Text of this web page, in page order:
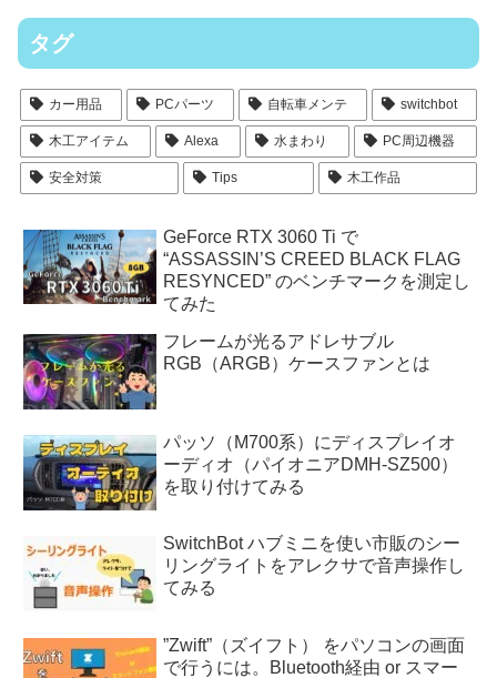
タグ
カー用品 PCパーツ 自転車メンテ switchbot
木工アイテム Alexa 水まわり PC周辺機器
安全対策 Tips 木工作品
GeForce RTX 3060 Ti で
“ASSASSIN’S CREED BLACK FLAG
RESYNCED” のベンチマークを測定し
てみた
フレームが光るアドレサブル
RGB（ARGB）ケースファンとは
パッソ（M700系）にディスプレイオ
ーディオ（パイオニアDMH-SZ500）
を取り付けてみる
SwitchBot ハブミニを使い市販のシー
リングライトをアレクサで音声操作し
てみる
”Zwift”（ズイフト） をパソコンの画面
で行うには。Bluetooth経由 or スマー